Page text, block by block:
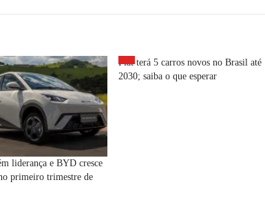
liderança e BYD cresce
primeiro trimestre de
Fiat terá 5 carros novos no Brasil até
2030; saiba o que esperar